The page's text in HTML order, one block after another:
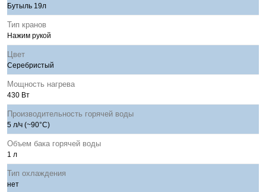
Бутыль 19л
Тип кранов
Нажим рукой
Цвет
Серебристый
Мощность нагрева
430 Вт
Производительность горячей воды
5 л/ч (~90°C)
Объем бака горячей воды
1 л
Тип охлаждения
нет